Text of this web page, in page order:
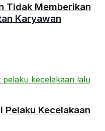
Tidak Memberikan
Karyawan
Pelaku Kecelakaan